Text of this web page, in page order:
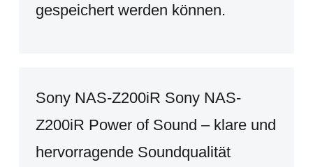
gespeichert werden können.
Sony NAS-Z200iR Sony NAS-
Z200iR Power of Sound – klare und
hervorragende Soundqualität